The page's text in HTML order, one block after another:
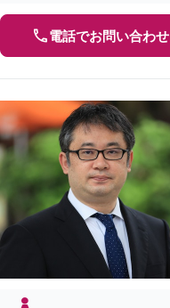
電話でお問い合わせ